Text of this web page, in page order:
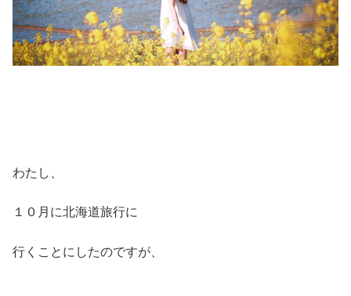
わたし、
１０月に北海道旅行に
行くことにしたのですが、